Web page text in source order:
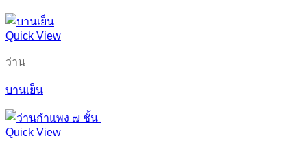
Quick View
ว่าน
บานเย็น
Quick View